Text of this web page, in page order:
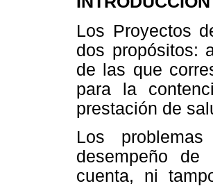
Los Proyectos
dos propósitos:
de las que
para la
prestación de
Los
desempeño
cuenta, ni